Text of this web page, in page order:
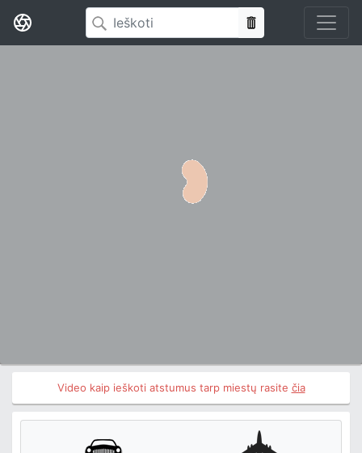
Video kaip ieškoti atstumus tarp miestų rasite čia